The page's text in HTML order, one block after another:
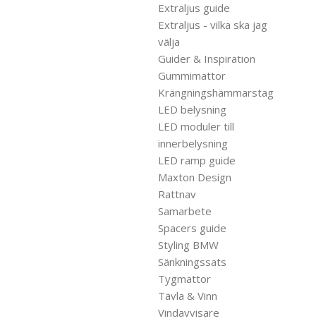
Extraljus guide
Extraljus - vilka ska jag
välja
Guider & Inspiration
Gummimattor
Krängningshämmarstag
LED belysning
LED moduler till
innerbelysning
LED ramp guide
Maxton Design
Rattnav
Samarbete
Spacers guide
Styling BMW
Sänkningssats
Tygmattor
Tävla & Vinn
Vindavvisare